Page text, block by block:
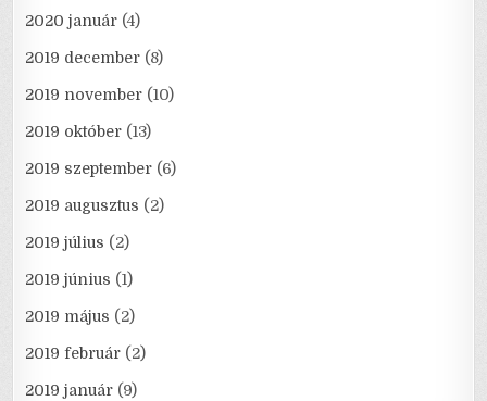
2020 január (4)
2019 december (8)
2019 november (10)
2019 október (13)
2019 szeptember (6)
2019 augusztus (2)
2019 július (2)
2019 június (1)
2019 május (2)
2019 február (2)
2019 január (9)